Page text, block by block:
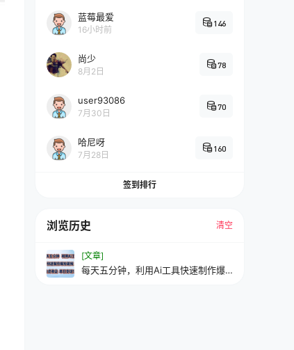
蓝莓最爱
16小时前
146
尚少
8月2日
78
user93086
7月30日
70
哈尼呀
7月28日
160
签到排行
浏览历史 清空
[文章]
每天五分钟，利用Ai工具快速制作爆